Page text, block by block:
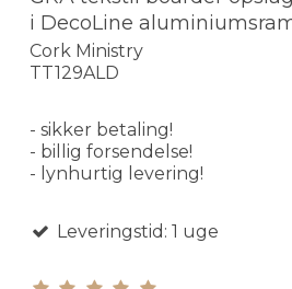
i DecoLine
Cork Ministry
TT129ALD
- sikker betaling!
- billig forsendelse!
- lynhurtig levering!
Leveringstid: 1 uge